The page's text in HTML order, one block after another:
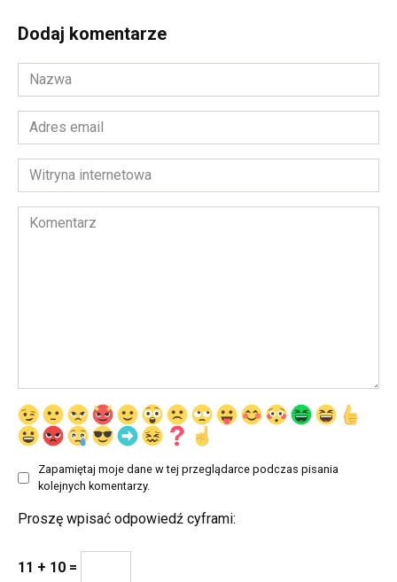
Dodaj komentarze
Nazwa
*
Adres
email
*Witryna
internetowa
Komentarz
Zapamiętaj moje dane w tej przeglądarce podczas pisania
kolejnych komentarzy.
Proszę wpisać odpowiedź cyframi:
11 + 10 =